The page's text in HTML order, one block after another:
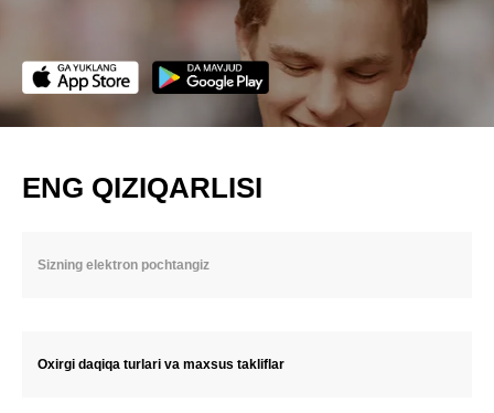
ENG QIZIQARLISI
Oxirgi daqiqa turlari va maxsus takliflar